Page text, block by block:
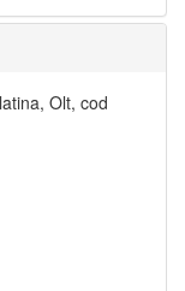
Olt, cod